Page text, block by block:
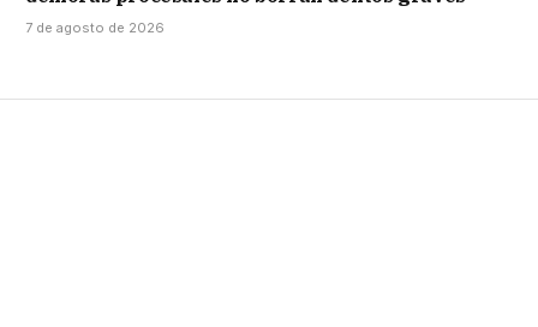
7 de agosto de 2026